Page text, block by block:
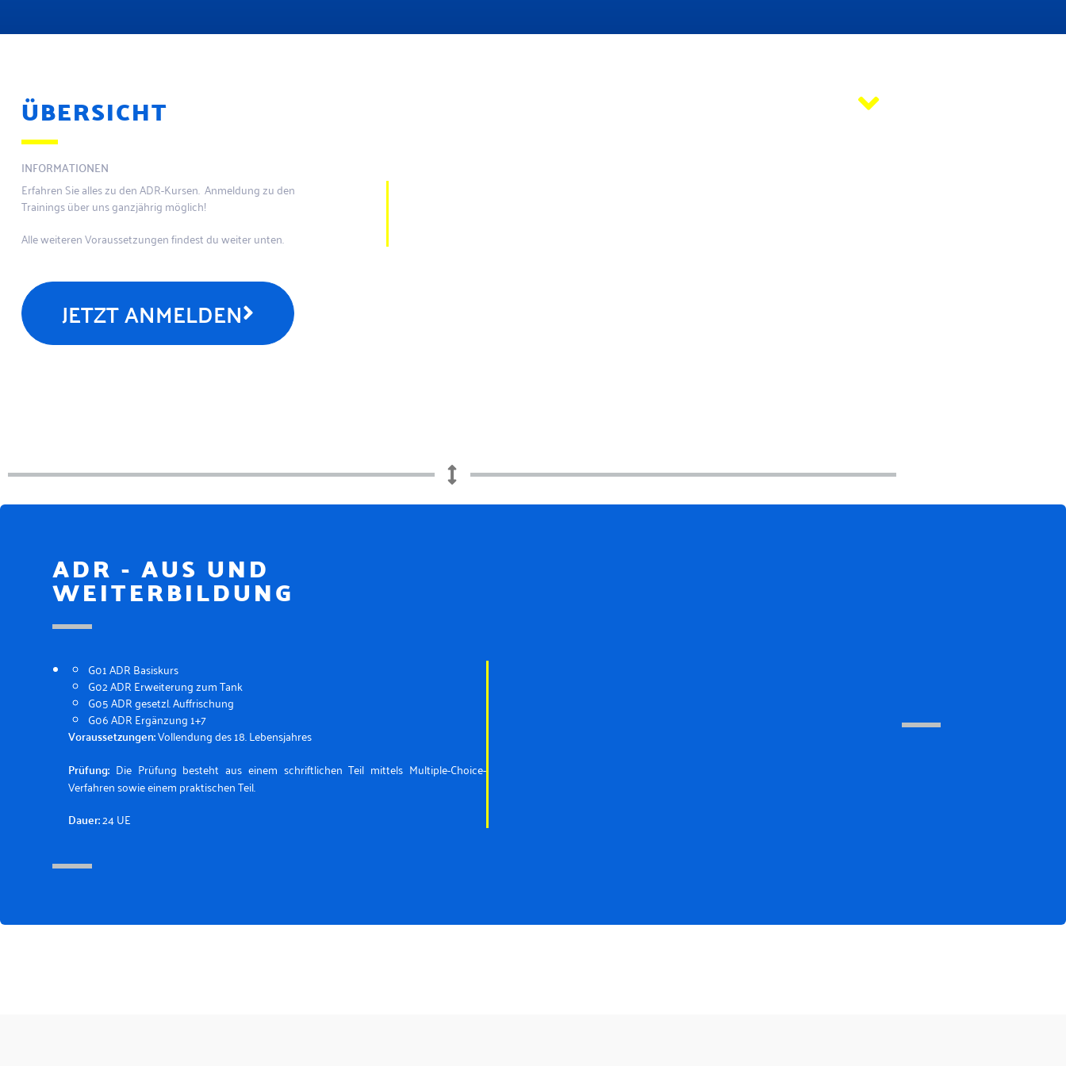
ÜBERSICHT
INFORMATIONEN
Erfahren Sie alles zu den ADR-Kursen. Anmeldung zu den
Trainings über uns ganzjährig möglich!
Alle weiteren Voraussetzungen findest du weiter unten.
JETZT ANMELDEN
ADR - AUS UND
WEITERBILDUNG
G01 ADR Basiskurs
G02 ADR Erweiterung zum Tank
G05 ADR gesetzl. Auffrischung
G06 ADR Ergänzung 1+7
Voraussetzungen:Vollendung des 18. Lebensjahres
Prüfung: Die Prüfung besteht aus einem schriftlichen Teil mittels Multiple-Choice-
Verfahren sowie einem praktischen Teil.
Dauer:24 UE